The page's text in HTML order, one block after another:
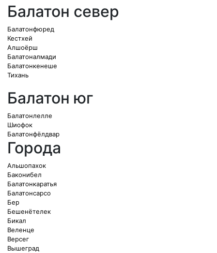
Балатон север
Балатонфюред
Кестхей
Алшоёрш
Балатоналмади
Балатонкенеше
Тихань
Балатон юг
Балатонлелле
Шиофок
Балатонфёлдвар
Города
Альшопахок
Баконибел
Балатонкаратья
Балатонсарсо
Бер
Бешенётелек
Бикал
Веленце
Версег
Вышеград